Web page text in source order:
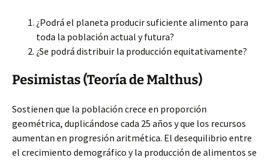
¿Podrá el planeta producir suficiente alimento para
toda la población actual y futura?
¿Se podrá distribuir la producción equitativamente?
Pesimistas (Teoría de Malthus)
Sostienen que la población crece en proporción
geométrica, duplicándose cada 25 años y que los recursos
aumentan en progresión aritmética. El desequilibrio entre
el crecimiento demográfico y la producción de alimentos se